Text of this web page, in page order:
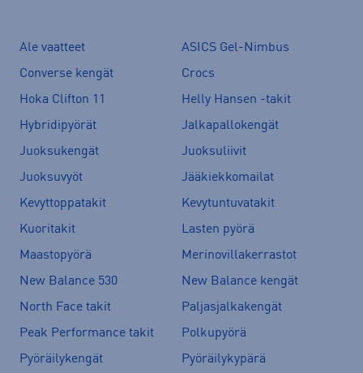
Ale vaatteet
ASICS Gel-Nimbus
Converse kengät
Crocs
Hoka Clifton 11
Helly Hansen -takit
Hybridipyörät
Jalkapallokengät
Juoksukengät
Juoksuliivit
Juoksuvyöt
Jääkiekkomailat
Kevyttoppatakit
Kevytuntuvatakit
Kuoritakit
Lasten pyörä
Maastopyörä
Merinovillakerrastot
New Balance 530
New Balance kengät
North Face takit
Paljasjalkakengät
Peak Performance takit
Polkupyörä
Pyöräilykengät
Pyöräilykypärä